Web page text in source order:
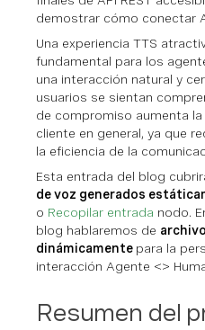
demostrar cómo conectar
Una experiencia TTS
fundamental para los
una interacción natural y
usuarios se sientan
de compromiso aumenta
cliente en general, ya que
la eficiencia de la
Esta entrada del blog
de voz generados
o Recopilar entrada nodo.
blog hablaremos de
dinámicamente para la
interacción Agente <>
Resumen del